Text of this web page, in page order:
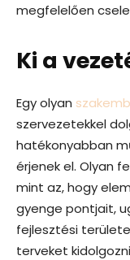
megfelelően
Ki a
Egy olyan
szervezetekkel
hatékonyabban
érjenek el. Olyan
mint az, hogy
gyenge pontjait,
fejlesztési
terveket